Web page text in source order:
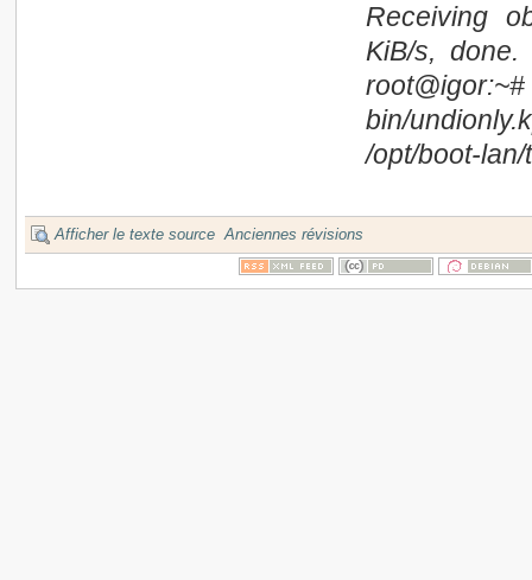
Receiving
KiB/s, done.
bin/
/opt/boot-
Afficher le texte source Anciennes révisions